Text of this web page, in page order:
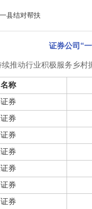
县结对帮扶
证券公司“
推动行业积极服务乡
称
券
券
券
券
券
券
券